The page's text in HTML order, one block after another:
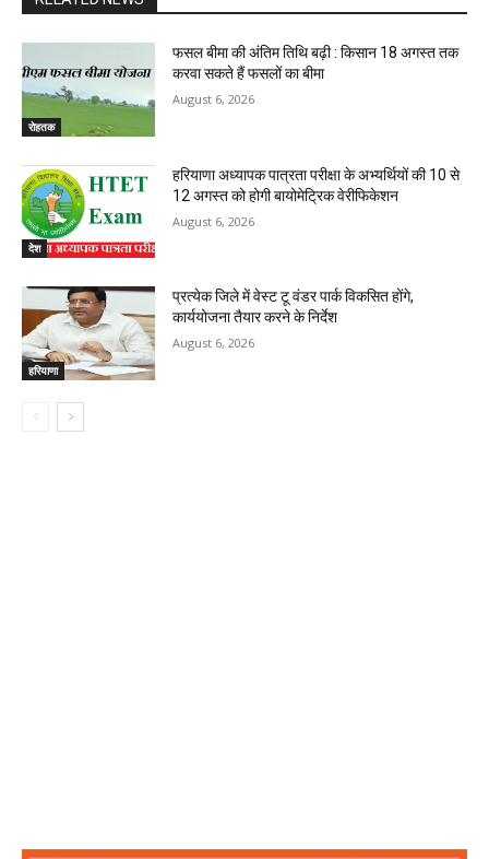
रोहतक
फसल बीमा की अंतिम तिथि बढ़ी : किसान 18 अगस्त तक
करवा सकते हैं फसलों का बीमा
August 6, 2026
देश
हरियाणा अध्यापक पात्रता परीक्षा के अभ्यर्थियों की 10 से
12 अगस्त को होगी बायोमेट्रिक वेरीफिकेशन
August 6, 2026
हरियाणा
प्रत्येक जिले में वेस्ट टू वंडर पार्क विकसित होंगे,
कार्ययोजना तैयार करने के निर्देश
August 6, 2026